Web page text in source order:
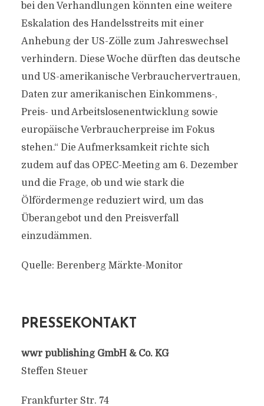
bei den Verhandlungen könnten eine weitere
Eskalation des Handelsstreits mit einer
Anhebung der US-Zölle zum Jahreswechsel
verhindern. Diese Woche dürften das deutsche
und US-amerikanische Verbrauchervertrauen,
Daten zur amerikanischen Einkommens-,
Preis- und Arbeitslosenentwicklung sowie
europäische Verbraucherpreise im Fokus
stehen.“ Die Aufmerksamkeit richte sich
zudem auf das OPEC-Meeting am 6. Dezember
und die Frage, ob und wie stark die
Ölfördermenge reduziert wird, um das
Überangebot und den Preisverfall
einzudämmen.
Quelle: Berenberg Märkte-Monitor
PRESSEKONTAKT
wwr publishing GmbH & Co. KG
Steffen Steuer
Frankfurter Str. 74